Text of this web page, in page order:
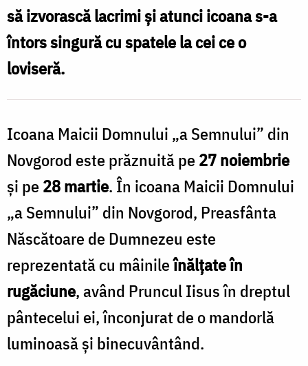
să izvorască lacrimi și atunci icoana s-a
întors singură cu spatele la cei ce o
loviseră.
Icoana Maicii Domnului „a Semnului” din
Novgorod este prăznuită pe27 noiembrie
și pe28 martie. În icoana Maicii Domnului
„a Semnului” din Novgorod, Preasfânta
Născătoare de Dumnezeu este
reprezentată cu mâinileînălțate în
rugăciune, având Pruncul Iisus în dreptul
pântecelui ei, înconjurat de o mandorlă
luminoasă și binecuvântând.